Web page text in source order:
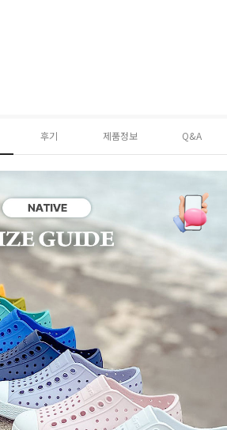
후기 제품정보 Q&A